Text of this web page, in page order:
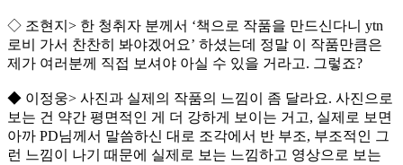
◇ 조현지> 한 청취자 분께서 ‘책으로 작품을 만드신다니 ytn
로비 가서 찬찬히 봐야겠어요’ 하셨는데 정말 이 작품만큼은
제가 여러분께 직접 보셔야 아실 수 있을 거라고. 그렇죠?
◆ 이정웅> 사진과 실제의 작품의 느낌이 좀 달라요. 사진으로
보는 건 약간 평면적인 게 더 강하게 보이는 거고, 실제로 보면
아까 PD님께서 말씀하신 대로 조각에서 반 부조, 부조적인 그
런 느낌이 나기 때문에 실제로 보는 느낌하고 영상으로 보는